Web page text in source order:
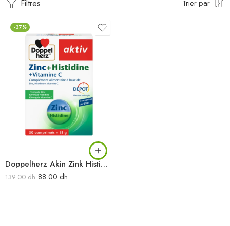
Filtres Trier par
-37%
Doppelherz Akin Zink Histidine 30comp.
139.00dh 88.00 dh